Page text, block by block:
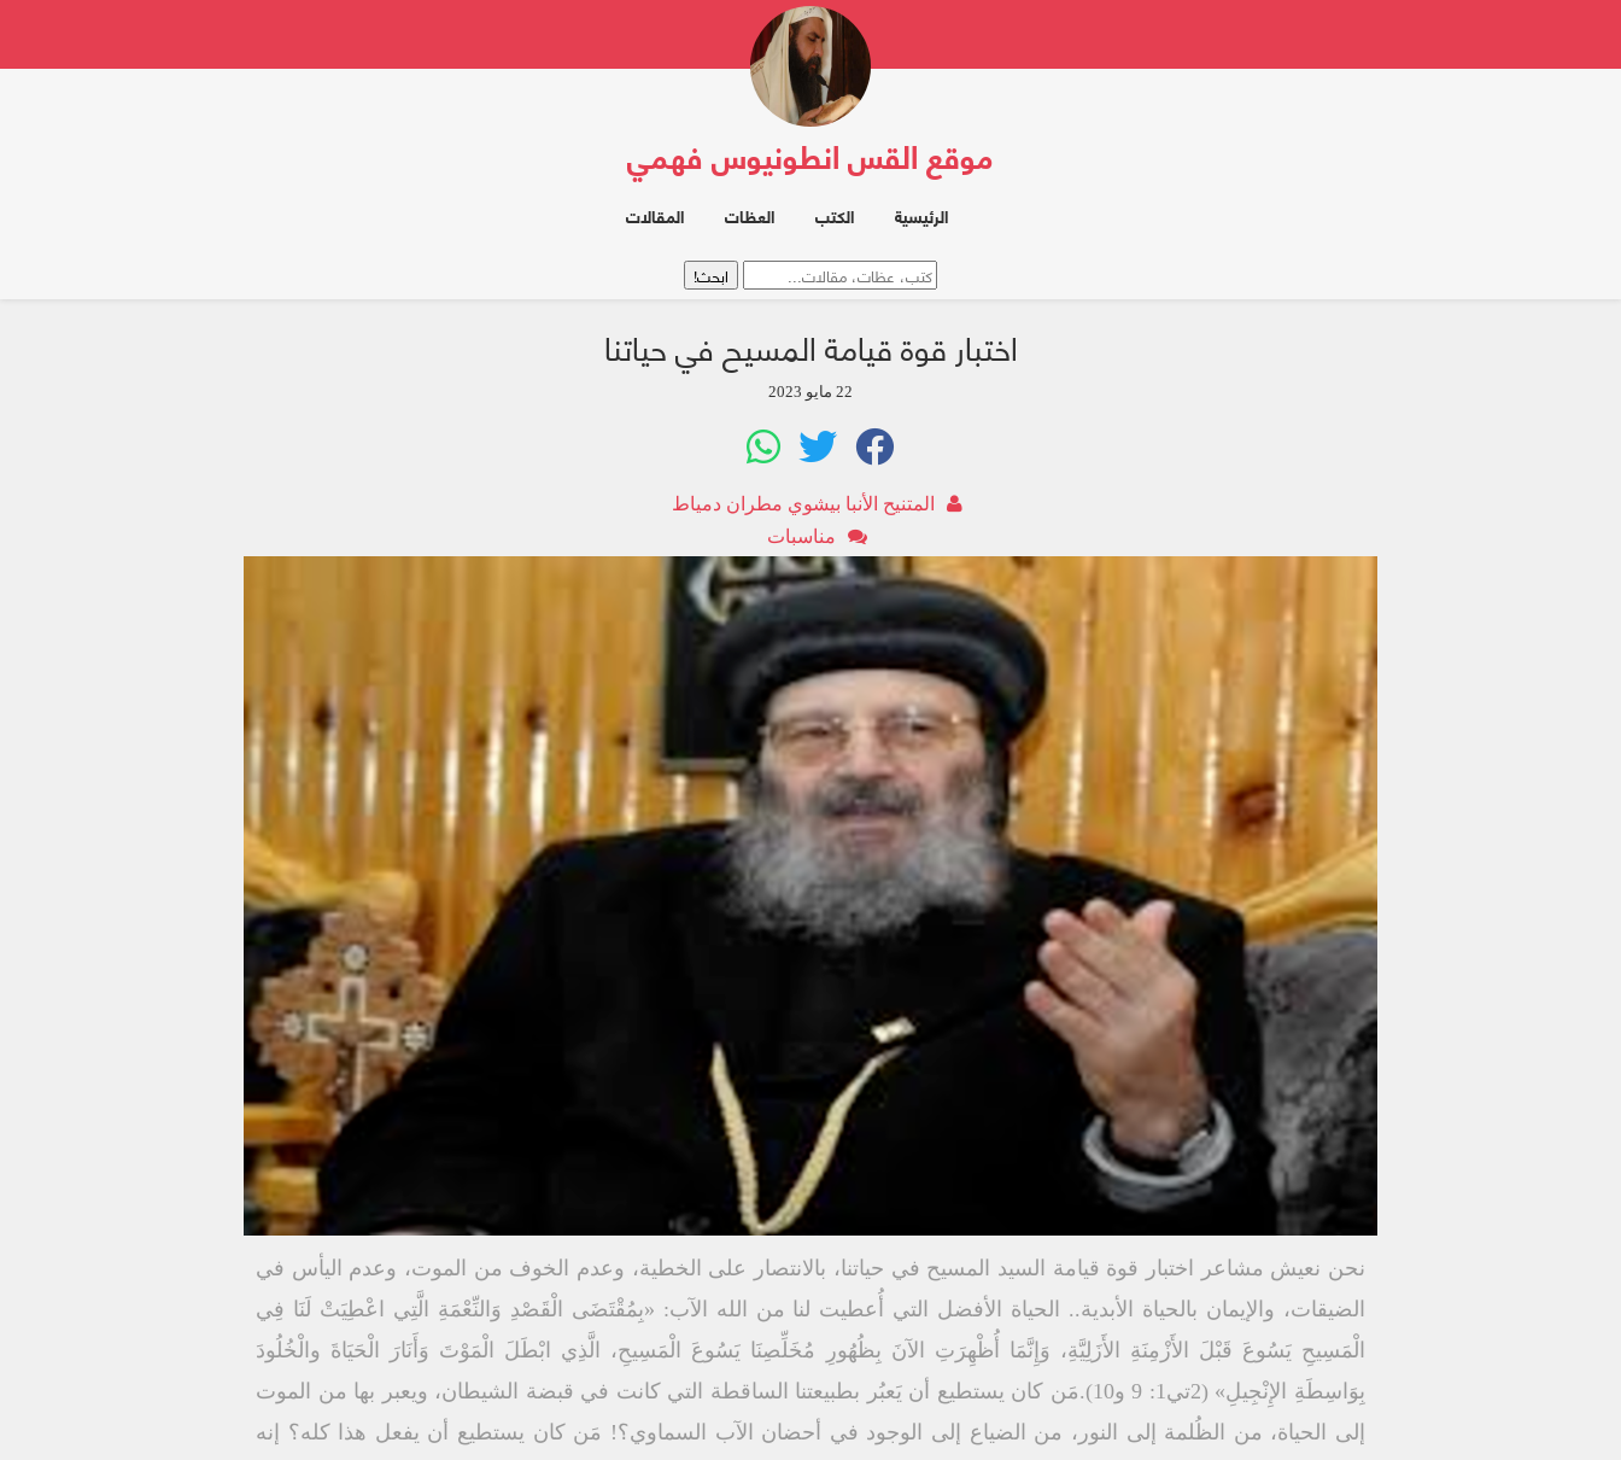
موقع القس انطونيوس فهمي
الرئيسية الكتب العظات المقالات
اختبار قوة قيامة المسيح في حياتنا
22 مايو 2023
المتنيح الأنبا بيشوي مطران دمياط
مناسبات
نحن نعيش مشاعر اختبار قوة قيامة السيد المسيح في حياتنا، بالانتصار على الخطية، وعدم الخوف من الموت، وعدم اليأس في
الضيقات، والإيمان بالحياة الأبدية.. الحياة الأفضل التي أُعطيت لنا من الله الآب: «بِمُقْتَضَى الْقَصْدِ وَالنِّعْمَةِ الَّتِي اعْطِيَتْ لَنَا فِي
الْمَسِيحِ يَسُوعَ قَبْلَ الأَزْمِنَةِ الأَزَلِيَّةِ، وَإِنَّمَا أُظْهِرَتِ الآنَ بِظُهُورِ مُخَلِّصِنَا يَسُوعَ الْمَسِيحِ، الَّذِي ابْطَلَ الْمَوْتَ وَأَنَارَ الْحَيَاةَ والْخُلُودَ
بِوَاسِطَةِ الإِنْجِيلِ» (2تي1: 9 و10).مَن كان يستطيع أن يَعبُر بطبيعتنا الساقطة التي كانت في قبضة الشيطان، ويعبر بها من الموت
إلى الحياة، من الظُلمة إلى النور، من الضياع إلى الوجود في أحضان الآب السماوي؟! مَن كان يستطيع أن يفعل هذا كله؟ إنه